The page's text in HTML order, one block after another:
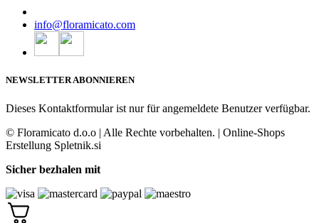
info@floramicato.com
NEWSLETTER ABONNIEREN
Dieses Kontaktformular ist nur für angemeldete Benutzer verfügbar.
© Floramicato d.o.o | Alle Rechte vorbehalten. | Online-Shops
Erstellung Spletnik.si
Sicher bezhalen mit